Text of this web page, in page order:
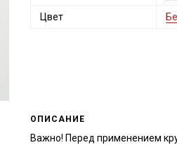
Цвет
ОПИСАНИЕ
Важно! Перед применением